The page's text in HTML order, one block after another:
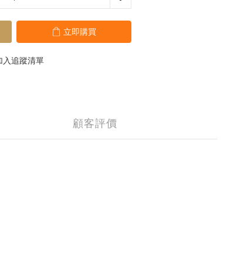
立即購買
入追蹤清單
顧客評價